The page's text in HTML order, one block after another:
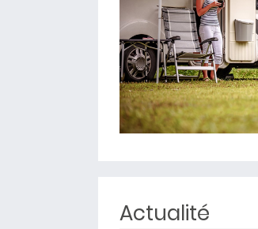
Actualité